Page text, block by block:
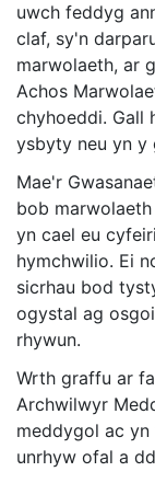
uwch feddyg
claf, sy'n
marwolaeth, ar
Achos
chyhoeddi. Gall
ysbyty neu yn y
Mae'r
bob
yn cael eu
hymchwilio. Ei
sicrhau bod
ogystal ag
rhywun.
Wrth graffu ar
Archwilwyr
meddygol ac
unrhyw ofal a